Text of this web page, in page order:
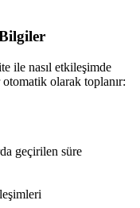
ile nasıl etkileşimde
olarak toplanır:
geçirilen süre